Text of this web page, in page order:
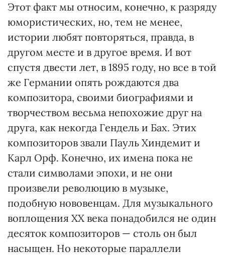
Этот факт мы относим, конечно, к разряду
юмористических, но, тем не менее,
истории любят повторяться, правда, в
другом месте и в другое время. И вот
спустя двести лет, в 1895 году, но все в той
же Германии опять рождаются два
композитора, своими биографиями и
творчеством весьма непохожие друг на
друга, как некогда Гендель и Бах. Этих
композиторов звали Пауль Хиндемит и
Карл Орф. Конечно, их имена пока не
стали символами эпохи, и не они
произвели революцию в музыке,
подобную нововенцам. Для музыкального
воплощения ХХ века понадобился не один
десяток композиторов — столь он был
насыщен. Но некоторые параллели